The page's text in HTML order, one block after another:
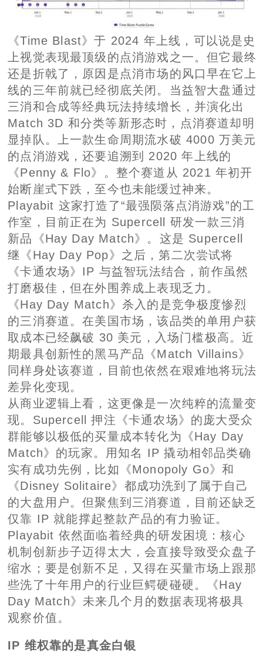
《Time Blast》于 2024 年上线，可以说是史
上视觉表现最顶级的点消游戏之一。但它最终
还是折戟了，原因是点消市场的风口早在它上
线的三年前就已经彻底关闭。当益智大盘通过
三消和合成等经典玩法持续增长，并演化出
Match 3D 和分类等新形态时，点消赛道却明
显掉队。上一款生命周期流水破 4000 万美元
的点消游戏，还要追溯到 2020 年上线的
《Penny & Flo》。整个赛道从 2021 年初开
始断崖式下跌，至今也未能缓过神来。
Playabit 这家打造了“最强陨落点消游戏”的工
作室，目前正在为 Supercell 研发一款三消
新品《Hay Day Match》。这是 Supercell
继《Hay Day Pop》之后，第二次尝试将
《卡通农场》IP 与益智玩法结合，前作虽然
打磨极佳，但在外围养成上表现乏力。
《Hay Day Match》杀入的是竞争极度惨烈
的三消赛道。在美国市场，该品类的单用户获
取成本已经飙破 30 美元，入场门槛极高。近
期最具创新性的黑马产品《Match Villains》
同样身处该赛道，目前也依然在艰难地将玩法
差异化变现。
从商业逻辑上看，这更像是一次纯粹的流量变
现。Supercell 押注《卡通农场》的庞大受众
群能够以极低的买量成本转化为《Hay Day
Match》的玩家。用知名 IP 撬动相邻品类确
实有成功先例，比如《Monopoly Go》和
《Disney Solitaire》都成功洗到了属于自己
的大盘用户。但聚焦到三消赛道，目前还缺乏
仅靠 IP 就能撑起整款产品的有力验证。
Playabit 依然面临着经典的研发困境：核心
机制创新步子迈得太大，会直接导致受众盘子
缩水；要是创新不足，又得在买量市场上跟那
些洗了十年用户的行业巨鳄硬碰硬。《Hay
Day Match》未来几个月的数据表现将极具
观察价值。
IP 维权靠的是真金白银